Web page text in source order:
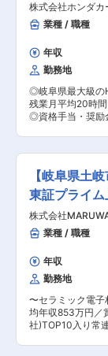
材の開発から製造
社にはない高い
セラミックス部
持っており、次世
車）、半導体な
されています。ま
えられる技術力
益率を誇ってい
快適なオフィス環
／フリーアドレ
年度） 社員への
→2025年夏8位
体的には以下の業務
開発品の量産化
たす仕様検討）
作業手順・生産条件作成 ◇既存製
顧客要望対応 ・
UP・収率向上・
上（生産条件・作業手順改
合対応： ・原因
く） ・仮説検証
変更や設備改善 ■本ポジションの魅力： ◇新規
設備導入や改善
りますが、幅広
ます。 ■当社の特徴： ◇安定している経営基
盤： 当社はトヨ
資会社であり、安
極的な研究開発投
ンジしやすい環
力： 当社は独自
しています。高い
けた商品開発・
水準の社員待遇を提供し
会社の定める業務
株式会社ホンダカ
業種 / 職種
年収
勤務地
◎岐阜県最大級の
残業月平均20時間
◎資格手当・奨励
研修＆資格支援
力」を両立できます ■職務概要 Honda車を
とした普通自動
業務をお任せし
る仕事です。 予
るため、過度な負担はあ
務内容 ・車検／
換・修理など）
ング ・お客様へ
応） →経験に応じ
詰め込みはなく
■Honda整備士
が身につく
が多く、整備難易
力が身につきます
保有し、故障診
【岐阜県土
東証プライ
株式会社
業種 / 職種
年収
勤務地
〜セラミック電
均年収853万円／
社)TOP10入り常